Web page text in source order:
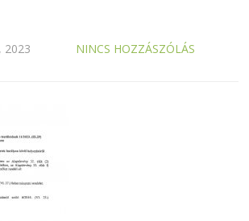
2023 NINCS HOZZÁSZÓLÁS